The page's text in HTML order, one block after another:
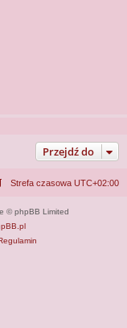
Przejdź do
Strefa czasowa UTC+02:00
© phpBB Limited